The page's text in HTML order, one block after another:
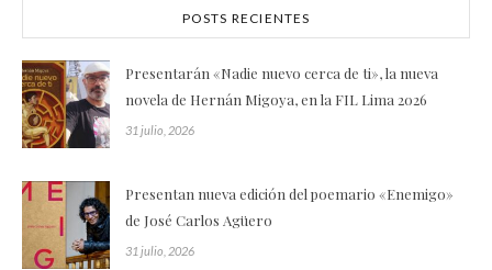
POSTS RECIENTES
Presentarán «Nadie nuevo cerca de ti», la nueva
novela de Hernán Migoya, en la FIL Lima 2026
31 julio, 2026
Presentan nueva edición del poemario «Enemigo»
de José Carlos Agüero
31 julio, 2026